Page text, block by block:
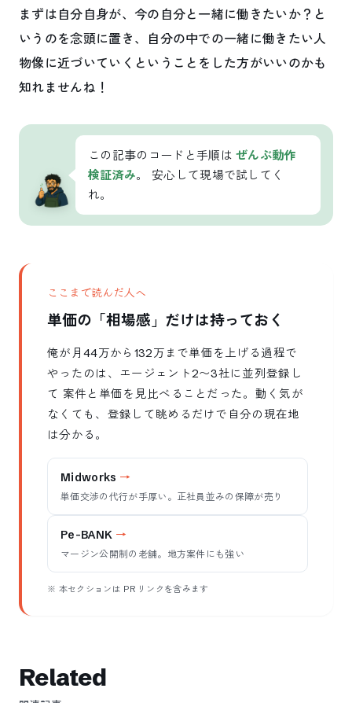
まずは自分自身が、今の自分と一緒に働きたいか？と
いうのを念頭に置き、自分の中での一緒に働きたい人
物像に近づいていくということをした方がいいのかも
知れませんね！
この記事のコードと手順はぜんぶ動作
検証済み。 安心して現場で試してく
れ。
ここまで読んだ人へ
単価の「相場感」だけは持っておく
俺が月44万から132万まで単価を上げる過程で
やったのは、エージェント2〜3社に並列登録し
て 案件と単価を見比べることだった。動く気が
なくても、登録して眺めるだけで自分の現在地
は分かる。
Midworks
単価交渉の代行が手厚い。正社員並みの保障が売り
Pe-BANK
マージン公開制の老舗。地方案件にも強い
※ 本セクションは PR リンクを含みます
Related